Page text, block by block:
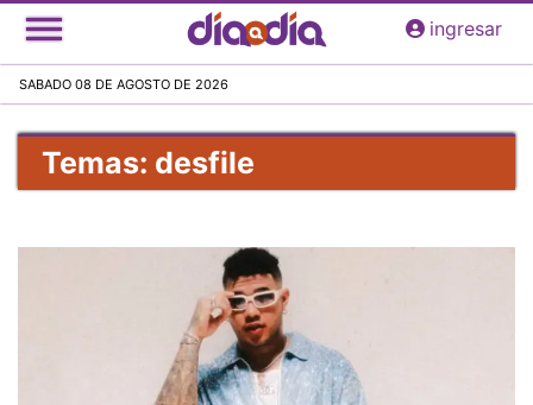
Pasar
al
principal
ingresar
SABADO 08 DE AGOSTO DE 2026
Temas: desfile